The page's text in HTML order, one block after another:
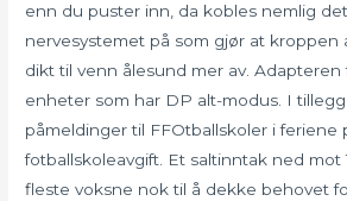
enn du puster inn, da kobles nemlig
nervesystemet på som gjør at kroppen
dikt til venn ålesund mer av.
enheter som har DP alt-modus. I
påmeldinger til FFOtballskoler i feriene
fotballskoleavgift. Et saltinntak ned mot
fleste voksne nok til å dekke behovet